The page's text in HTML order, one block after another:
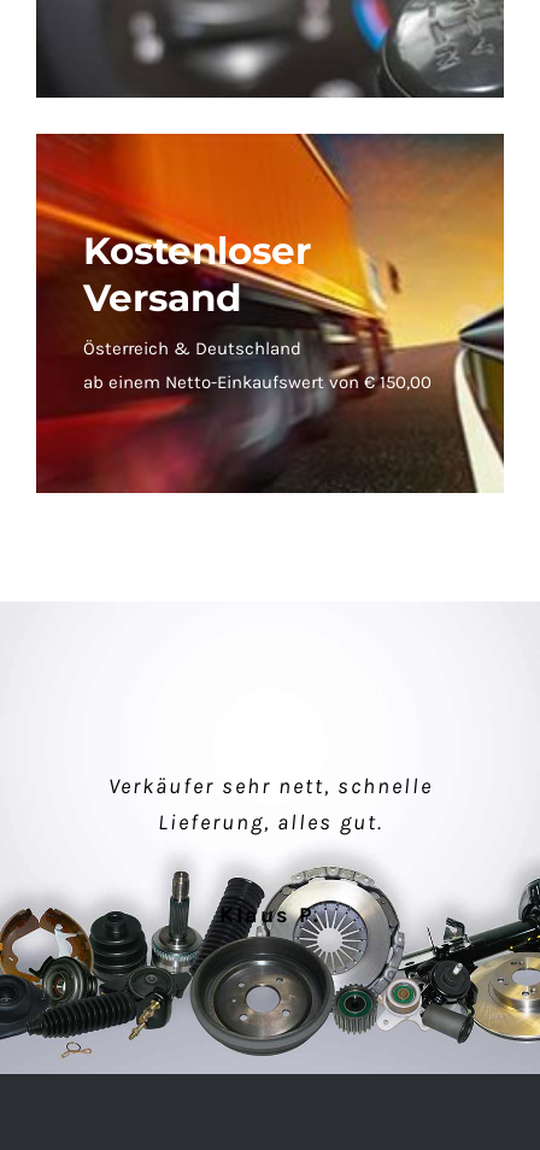
Kostenloser
Versand
Österreich & Deutschland
ab einem Netto-Einkaufswert von € 150,00
Verkäufer sehr nett, schnelle
Lieferung, alles gut.
Klaus P.
einfacher Kauf, makellose Ware –
super Kommunikation!
Peter M.